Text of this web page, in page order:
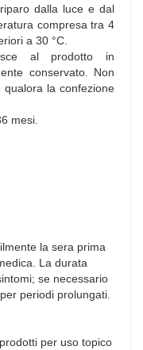
dalla luce e dal
compresa tra 4
a 30 °C.
al prodotto in
conservato. Non
la confezione
mesi.
la sera prima
La durata
se necessario
periodi prolungati.
per uso topico